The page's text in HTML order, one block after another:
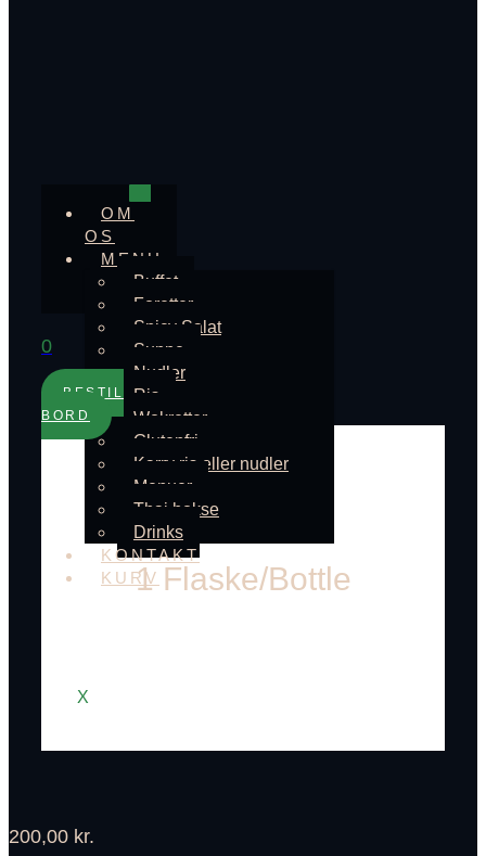
OM
OS
MENU
Buffet
Foretter
Spicy Salat
Suppe
Nudler
Ris
Wokretter
Glutenfri
Karry ris eller nudler
Menuer
Thai bokse
Drinks
KONTAKT
KURV
X
0
BESTIL
BORD
1 Flaske/Bottle
200,00 kr.